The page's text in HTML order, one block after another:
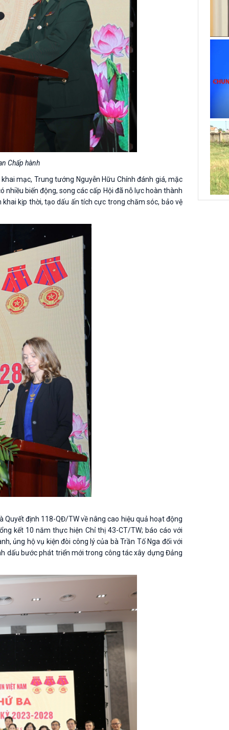
Chấp hành
mạc, Trung tướng Nguyễn Hữu Chính đánh giá, mặc
biến động, song các cấp Hội đã nỗ lực hoàn thành
kịp thời, tạo dấu ấn tích cực trong chăm sóc, bảo vệ
định 118-QĐ/TW về nâng cao hiệu quả hoạt động
kết 10 năm thực hiện Chỉ thị 43-CT/TW; báo cáo với
ủng hộ vụ kiện đòi công lý của bà Trần Tố Nga đối với
dấu bước phát triển mới trong công tác xây dựng Đảng